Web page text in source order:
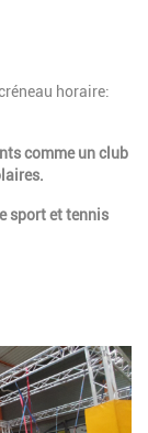
horaire:
comme un club
sport et tennis